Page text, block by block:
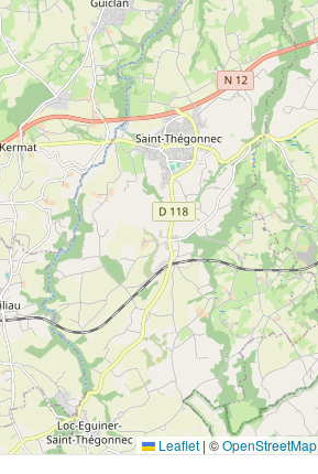
Leaflet | ©OpenStreetMap